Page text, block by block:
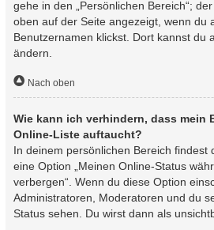
gehe in den „Persönlichen Bereich“;
oben auf der Seite angezeigt, wenn du
Benutzernamen klickst. Dort kannst du
ändern.
Nach oben
Wie kann ich verhindern, dass mein
Online-Liste auftaucht?
In deinem persönlichen Bereich findest
eine Option „Meinen Online-Status
verbergen“. Wenn du diese Option
Administratoren, Moderatoren und du
Status sehen. Du wirst dann als